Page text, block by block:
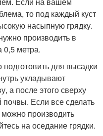
то под каждый куст
насыпную грядку.
производить в
0,5 метра.
для высадки
укладывают
а после этого сверху
Если все сделать
производить
на оседание грядки.